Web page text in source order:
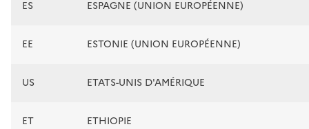
ES ESPAGNE (UNION EUROPÉENNE)
EE ESTONIE (UNION EUROPÉENNE)
US ETATS-UNIS D'AMÉRIQUE
ET ETHIOPIE